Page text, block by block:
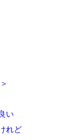
い
れど